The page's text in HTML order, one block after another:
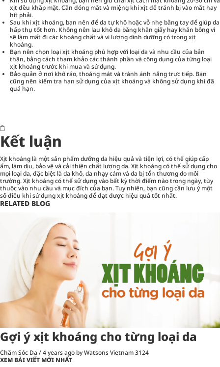
xịt đều khắp mặt. Cần đóng mắt và miệng khi xịt để tránh bị vào mắt hay
hít phải.
Sau khi xịt khoáng, bạn nên để da tự khô hoặc vỗ nhẹ bằng tay để giúp da
hấp thụ tốt hơn. Không nên lau khô da bằng khăn giấy hay khăn bông vì
sẽ làm mất đi các khoáng chất và vi lượng dinh dưỡng có trong xịt
khoáng.
Bạn nên chọn loại xịt khoáng phù hợp với loại da và nhu cầu của bản
thân, bằng cách tham khảo các thành phần và công dụng của từng loại
xịt khoáng trước khi mua và sử dụng.
Bảo quản ở nơi khô ráo, thoáng mát và tránh ánh nắng trực tiếp. Bạn
cũng nên kiểm tra hạn sử dụng của xịt khoáng và không sử dụng khi đã
quá hạn.
Kết luận
Xịt khoáng là một sản phẩm dưỡng da hiệu quả và tiện lợi, có thể giúp cấp
ẩm, làm dịu, bảo vệ và cải thiện chất lượng da. Xịt khoáng có thể sử dụng cho
mọi loại da, đặc biệt là da khô, da nhạy cảm và da bị tổn thương do môi
trường. Xịt khoáng có thể sử dụng vào bất kỳ thời điểm nào trong ngày, tùy
thuộc vào nhu cầu và mục đích của bạn. Tuy nhiên, bạn cũng cần lưu ý một
số điều khi sử dụng xịt khoáng để đạt được hiệu quả tốt nhất.
RELATED BLOG
Gợi ý xịt khoáng cho từng loại da
Chăm Sóc Da /4 years ago by Watsons Vietnam3124
XEM BÀI VIẾT MỚI NHẤT